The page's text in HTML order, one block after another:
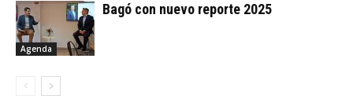
Agenda
Bagó con nuevo reporte 2025